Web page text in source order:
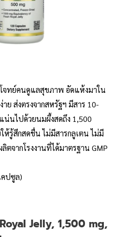
จทย์คนดูแลสุขภาพ อัดแห้งมาใน
ส่งตรงจากสหรัฐฯ มีสาร 10-
น่นไปด้วยนมผึ้งสดถึง 1,500
ห้รู้สึกสดชื่น ไม่มีสารกลูเตน ไม่มี
ตจากโรงงานที่ได้มาตรฐาน GMP
คปซูล)
Jelly, 1,500 mg,